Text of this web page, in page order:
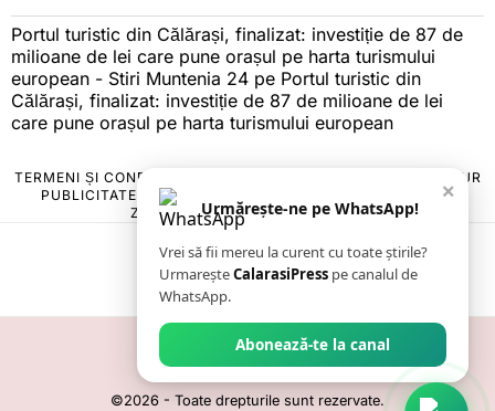
Portul turistic din Călărași, finalizat: investiție de 87 de
milioane de lei care pune orașul pe harta turismului
european - Stiri Muntenia 24 pe Portul turistic din
Călărași, finalizat: investiție de 87 de milioane de lei
care pune orașul pe harta turismului european
TERMENI ȘI CONDIȚII
POLITICA DE ANULARE & RETUR
PUBLICITATE ONLINE & TIPĂRITĂ
CONTACT
ZIARUL ANUNȚUL CĂLĂRĂȘEAN
©2026 - Toate drepturile sunt rezervate.
×
Urmărește-ne pe WhatsApp!
Vrei să fii mereu la curent cu toate știrile?
UrmareșteCalarasiPress pe canalul de
WhatsApp.
Abonează-te la canal